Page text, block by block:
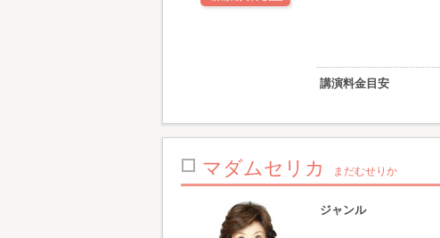
講演料金目安
マダムセリカ まだむせりか
ジャンル